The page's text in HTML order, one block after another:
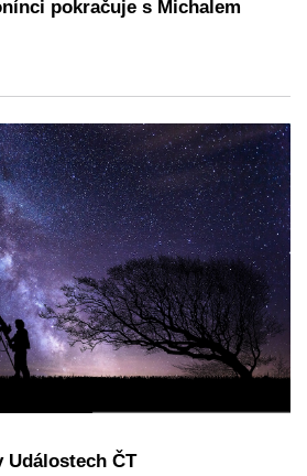
pokračuje s Michalem
Událostech ČT